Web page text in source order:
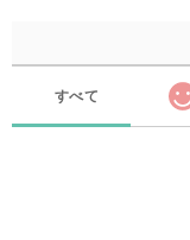
すべて